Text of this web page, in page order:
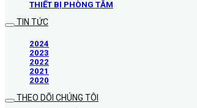
THIẾT BỊ PHÒNG TẮM
TIN TỨC
2024
2023
2022
2021
2020
THEO DÕI CHÚNG TÔI